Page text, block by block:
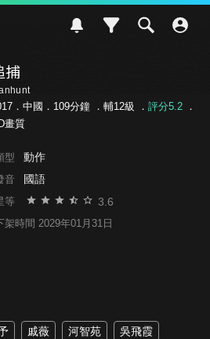
捕
．中國．109分鐘 ． 輔12級 ． 評分5.2．
畫質
型 動作
音 國語
等 3.6
架時間 2029年01月31日
戚薇 河智苑 吳飛霞